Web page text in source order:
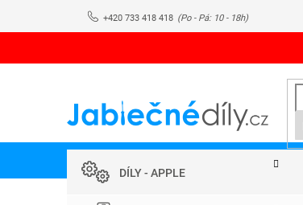
+420 733 418 418
o
kategorieDÍLY - APPLE